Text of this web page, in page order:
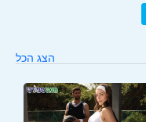
הצג הכל